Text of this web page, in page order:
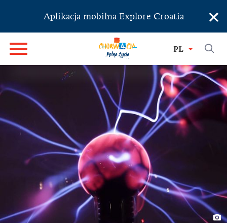
Aplikacja mobilna Explore Croatia ×
PL